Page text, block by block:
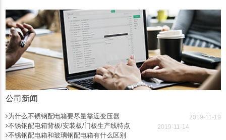
公司新闻
为什么不锈钢配电箱要尽量靠近变压器 2019-11-19
不锈钢配电箱背板/安装板/门板生产线特点 2019-11-14
不锈钢配电箱和玻璃钢配电箱有什么区别